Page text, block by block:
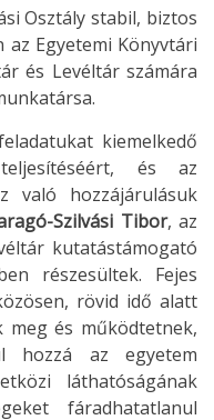
Osztály stabil, biztos
Egyetemi Könyvtári
és Levéltár számára
kiemelkedő
és az
való
hozzájárulásuk
Szilvási Tibor, az
kutatástámogató
részesültek. Fejes
rövid idő alatt
és működtetnek,
hozzá az egyetem
láthatóságának
fáradhatatlanul